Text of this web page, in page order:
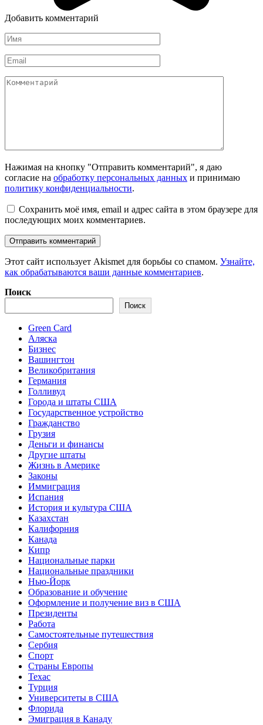
Добавить комментарий
Имя
Email
Комментарий
Нажимая на кнопку "Отправить комментарий", я даю
согласие на обработку персональных данных и принимаю
политику конфиденциальности.
Сохранить моё имя, email и адрес сайта в этом браузере для
последующих моих комментариев.
Этот сайт использует Akismet для борьбы со спамом. Узнайте,
как обрабатываются ваши данные комментариев.
Поиск
Поиск
Green Card
Аляска
Бизнес
Вашингтон
Великобритания
Германия
Голливуд
Города и штаты США
Государственное устройство
Гражданство
Грузия
Деньги и финансы
Другие штаты
Жизнь в Америке
Законы
Иммиграция
Испания
История и культура США
Казахстан
Калифорния
Канада
Кипр
Национальные парки
Национальные праздники
Нью-Йорк
Образование и обучение
Оформление и получение виз в США
Президенты
Работа
Самостоятельные путешествия
Сербия
Спорт
Страны Европы
Техас
Турция
Университеты в США
Флорида
Эмиграция в Канаду